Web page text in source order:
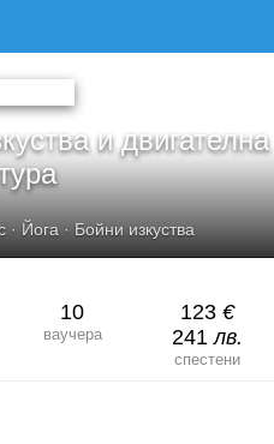
и двигателна
· Йога· Бойни изкуства
10
ваучера
123 €
241лв.
спестени